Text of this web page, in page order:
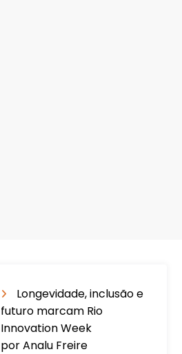
Longevidade, inclusão e
futuro marcam Rio
Innovation Week
por Analu Freire